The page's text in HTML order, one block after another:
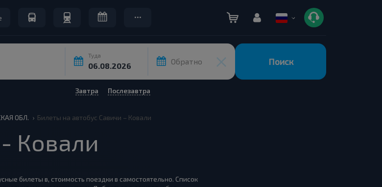
Туда
Обратно Поиск
Завтра Послезавтра
ОБЛ. Билеты на автобус Савичи – Ковали
Ковали
билеты в, стоимость поездки в самостоятельно. Список